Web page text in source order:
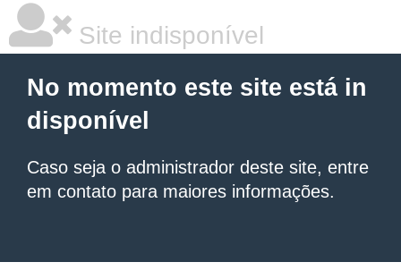
Site indisponível
No momento este site está in
disponível
Caso seja o administrador deste site, entre
em contato para maiores informações.